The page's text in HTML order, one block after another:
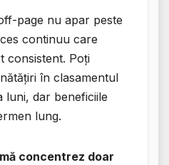
page nu apar peste
continuu care
consistent. Poți
în clasamentul
luni, dar beneficiile
lung.
concentrez doar